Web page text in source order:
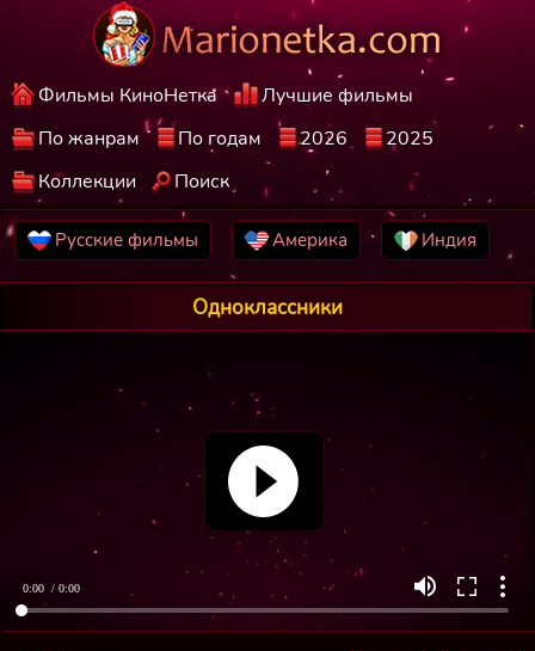
Фильмы КиноНетка
Лучшие фильмы
По жанрам
По годам 2026
2025
Коллекции
Поиск
Русские фильмы Америка Индия
Одноклассники
0:00 / 0:00